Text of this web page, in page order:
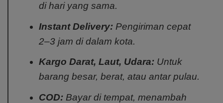
di hari yang sama.
Instant Delivery:Pengiriman cepat
2–3 jam di dalam kota.
Kargo Darat, Laut, Udara:Untuk
barang besar, berat, atau antar pulau.
COD:Bayar di tempat, menambah